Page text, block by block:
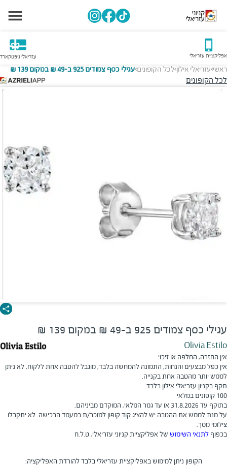
אפליקציית עזריאלי עזריאלי גיפטקארד
ראשי>עזריאלי אילון>לכל הקופונים>עגילי כסף צמודים 925 ב-49 ₪ במקום 139 ₪
לכל הקופונים
עגילי כסף צמודים 925 ב-49 ₪ במקום 139 ₪
Olivia Estilo
אין החזרה, החלפה או זיכוי
אין כפל מבצעים והנחות, התמונה להמחשה בלבד, מוגבל להטבה אחת ללקוח, לא ניתן
לממש יותר מהטבה אחת בקנייה.
תקף בקניון עזריאלי אילון בלבד
100 קופונים במלאי
בתוקף עד 31.8.2026 או עד גמר המלאי, המוקדם מביניהם.
על מנת לממש את ההטבה יש להציג קוד קופון למוכר/ת במעמד הרכישה. לא יתקבלו
צילומי מסך.
בכפוף לתנאי השימוש של אפליקציית קניוני עזריאלי, ט.ל.ח
הקופון ניתן למימוש באפליקציית עזריאלי בלבד להורדת האפליקציה: